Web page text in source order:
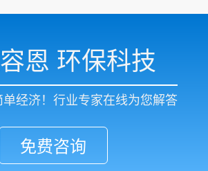
恩 环保科技
经济！行业专家在线为您解答
免费咨询